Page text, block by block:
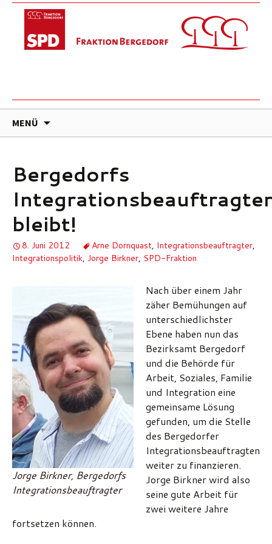
MENÜ
Bergedorfs
Integrationsbeauftragter
bleibt!
8. Juni 2012 Arne Dornquast, Integrationsbeauftragter,
Integrationspolitik, Jorge Birkner, SPD-Fraktion
Jorge Birkner, Bergedorfs
Integrationsbeauftragter
Nach über einem Jahr
zäher Bemühungen auf
unterschiedlichster
Ebene haben nun das
Bezirksamt Bergedorf
und die Behörde für
Arbeit, Soziales, Familie
und Integration eine
gemeinsame Lösung
gefunden, um die Stelle
des Bergedorfer
Integrationsbeauftragten
weiter zu finanzieren.
Jorge Birkner wird also
seine gute Arbeit für
zwei weitere Jahre
fortsetzen können.